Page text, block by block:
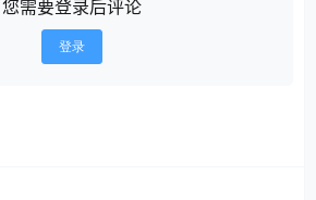
您需要登录后评论
登录